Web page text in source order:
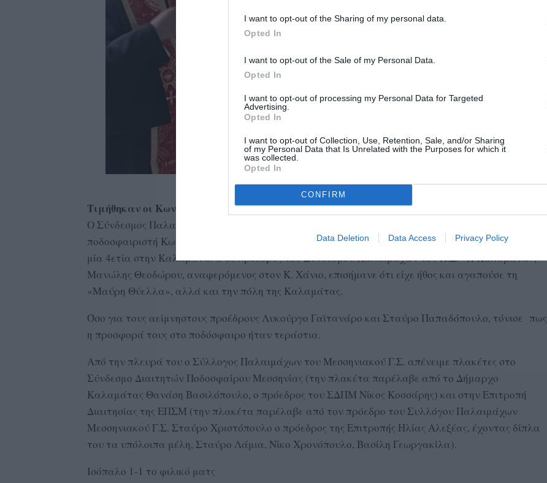
I want to opt-out of the Sharing of my personal data.
Opted In
I want to opt-out of the Sale of my Personal Data.
Opted In
I want to opt-out of processing my Personal Data for Targeted
Advertising.
Opted In
I want to opt-out of Collection, Use, Retention, Sale, and/or Sharing
of my Personal Data that Is Unrelated with the Purposes for which it
was collected.
Opted In
CONFIRM
Data Deletion Data Access Privacy Policy
Τιμήθηκαν οι Κωνσταντίνος Χάνιος, Σύνδεσμος Διαιτητών και Επιτροπή Διαιτησίας
Ο Σύνδεσμος Παλαιμάχων Ποδοσφαιριστών του Π.Σ. «Η Καλαμάτα», τίμησε τον παλαίμαχο
ποδοσφαιριστή Κωνσταντίνο Χάνιο, ο οποίος είναι από τη Λειβαδιά, αγωνίστηκε στην ΑΕΚ και για
μία 4ετία στην Καλαμάτα. Ο δε πρόεδρος του Συνδέσμου Παλαιμάχων του Π.Σ. «Η Καλαμάτα»,
Μανώλης Θεοδώρου, αναφερόμενος στον Κ. Χάνιο, επισήμανε ότι είχε ήθος και αγαπούσε τη
«Μαύρη Θύελλα», αλλά και την πόλη της Καλαμάτας.
Όσο για τους αείμνηστους προέδρους Λυκούργο Γαϊτανάρο και Σταύρο Παπαδόπουλο, τόνισε πως
η προσφορά τους στο ποδόσφαιρο ήταν τεράστια.
Από την πλευρά του ο Σύλλογος Παλαιμάχων του Μεσσηνιακού Γ.Σ. απένειμε πλακέτες στο
Σύνδεσμο Διαιτητών Ποδοσφαίρου Μεσσηνίας (την πλακέτα παρέλαβε από το Δήμαρχο
Καλαμάτας Θανάση Βασιλόπουλο, ο πρόεδρος του ΣΔΠΜ Νίκος Κοσσάρης) και στην Επιτροπή
Διαιτησίας της ΕΠΣΜ (την πλακέτα παρέλαβε από τον πρόεδρο του Συλλόγου Παλαιμάχων
Μεσσηνιακού Γ.Σ. Σταύρο Χριστόπουλο ο πρόεδρος της Επιτροπής Ηλίας Αλεξέας, έχοντας δίπλα
του τα υπόλοιπα μέλη, Σταύρο Λάμια, Νίκο Χρονόπουλο, Βασίλη Γεωργακίλα).
Ισόπαλο 1-1 το φιλικό ματς